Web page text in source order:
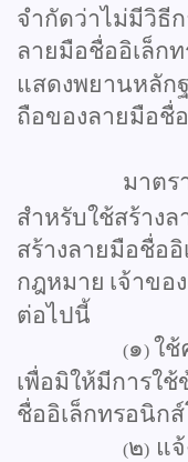
จำกัดว่าไม่มีวิธี
ลายมือชื่ออิเล็ก
แสดงพยานหลัก
ถือของลายมือชื่
มาตร
สำหรับใช้สร้าง
สร้างลายมือชื่อ
กฎหมาย เจ้าขอ
ต่อไปนี้
(๑) ใช้
เพื่อมิให้มีการใ
ชื่ออิเล็กทรอนิก
(๒) แ